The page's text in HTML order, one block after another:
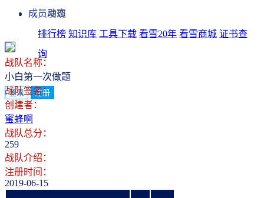
发现
排行榜 知识库 工具下载 看雪20年 看雪商城 证书查
询
登录 注册
成员动态
战队名称：
小白第一次做题
战队签名：
创建者：
蜜蜂啊
战队总分：
259
战队介绍：
注册时间：
2019-06-15